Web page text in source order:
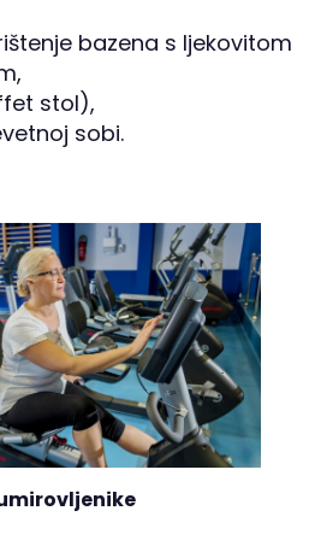
bazena s ljekovitom
stol),
sobi.